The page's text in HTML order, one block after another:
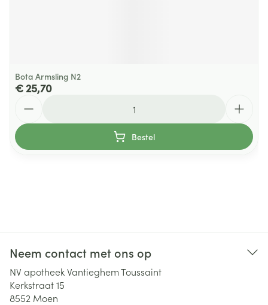
Bota Armsling N2
€ 25,70
Bestel
Neem contact met ons op
NV apotheek Vantieghem Toussaint
Kerkstraat 15
8552 Moen